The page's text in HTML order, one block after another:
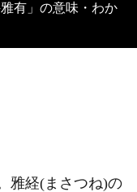
雅経(まさつね)の